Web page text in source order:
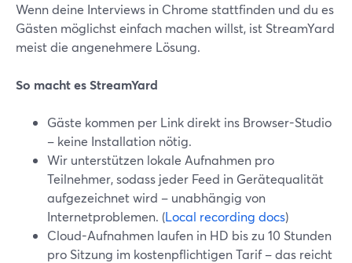
Wenn deine Interviews in Chrome stattfinden und du es
Gästen möglichst einfach machen willst, ist StreamYard
meist die angenehmere Lösung.
So macht es StreamYard
Gäste kommen per Link direkt ins Browser-Studio
– keine Installation nötig.
Wir unterstützen lokale Aufnahmen pro
Teilnehmer, sodass jeder Feed in Gerätequalität
aufgezeichnet wird – unabhängig von
Internetproblemen. (Local recording docs)
Cloud-Aufnahmen laufen in HD bis zu 10 Stunden
pro Sitzung im kostenpflichtigen Tarif – das reicht